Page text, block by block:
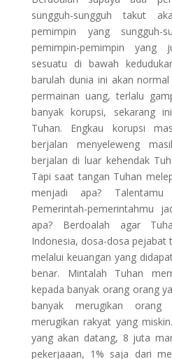
sungguh-sungguh takut
pemimpin yang sungguh-
pemimpin-pemimpin yang
sesuatu di bawah
barulah dunia ini akan
permainan uang, terlalu
banyak korupsi, sekarang
Tuhan. Engkau korupsi
berjalan menyeleweng
berjalan di luar kehendak
Tapi saat tangan Tuhan
menjadi apa?
Pemerintah-pemerintahmu
apa? Berdoalah agar
Indonesia, dosa-dosa pejabat
melalui keuangan yang
benar. Mintalah Tuhan
kepada banyak orang orang
banyak merugikan
merugikan rakyat yang
yang akan datang, 8 juta
pekerjaaan, 1% saja dari